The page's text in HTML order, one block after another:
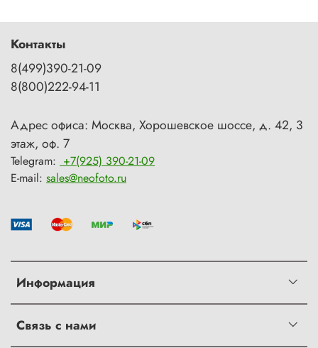
Информация
Связь с нами
Контакты
8(499)390-21-09
8(800)222-94-11
Адрес офиса: Москва, Хорошевское шоссе, д. 42, 3
этаж, оф. 7
Telegram: +7(925) 390-21-09
E-mail: sales@neofoto.ru